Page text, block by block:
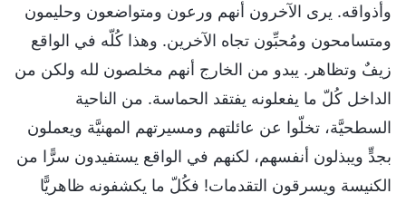
وأذواقه. يرى الآخرون أنهم ورعون ومتواضعون وحليمون
ومتسامحون ومُحبِّون تجاه الآخرين. وهذا كُلّه في الواقع
زيفٌ وتظاهر. يبدو من الخارج أنهم مخلصون لله ولكن من
الداخل كُلّ ما يفعلونه يفتقد الحماسة. من الناحية
السطحيَّة، تخلّوا عن عائلتهم ومسيرتهم المهنيَّة ويعملون
بجدٍّ ويبذلون أنفسهم، لكنهم في الواقع يستفيدون سرًّا من
الكنيسة ويسرقون التقدمات! فكُلّ ما يكشفونه ظاهريًّا